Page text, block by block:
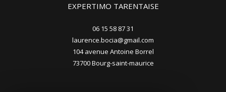
EXPERTIMO TARENTAISE
06 15 58 87 31
laurence.bocia@gmail.com
104 avenue Antoine Borrel
73700
bourg-saint-maurice